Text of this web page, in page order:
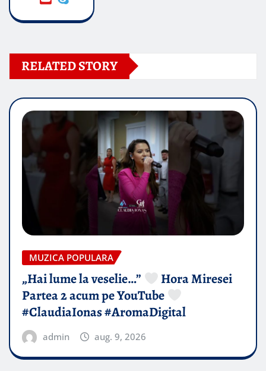
RELATED STORY
MUZICA POPULARA
„Hai lume la veselie…”
Hora Miresei
Partea 2 acum pe YouTube
#ClaudiaIonas #AromaDigital
admin aug. 9, 2026